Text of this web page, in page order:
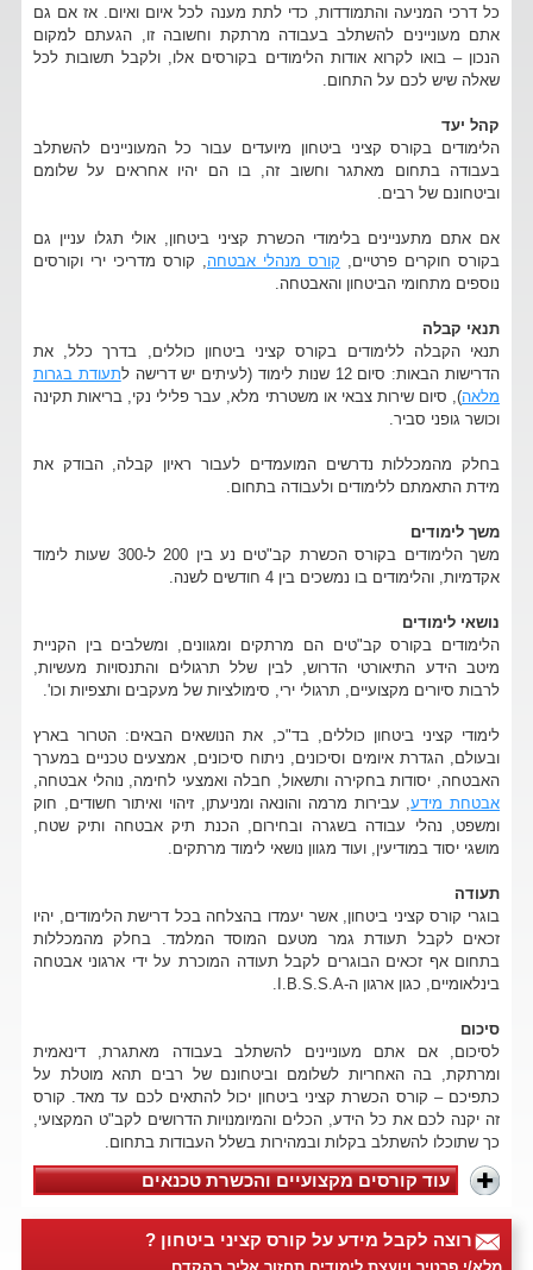
כל דרכי המניעה והתמודדות, כדי לתת מענה לכל איום ואיום. אז אם גם
אתם מעוניינים להשתלב בעבודה מרתקת וחשובה זו, הגעתם למקום
הנכון – בואו לקרוא אודות הלימודים בקורסים אלו, ולקבל תשובות לכל
שאלה שיש לכם על התחום.
קהל יעד
הלימודים בקורס קציני ביטחון מיועדים עבור כל המעוניינים להשתלב
בעבודה בתחום מאתגר וחשוב זה, בו הם יהיו אחראים על שלומם
וביטחונם של רבים.
אם אתם מתעניינים בלימודי הכשרת קציני ביטחון, אולי תגלו עניין גם
בקורס חוקרים פרטיים, קורס מנהלי אבטחה , קורס מדריכי ירי וקורסים
נוספים מתחומי הביטחון והאבטחה.
תנאי קבלה
תנאי הקבלה ללימודים בקורס קציני ביטחון כוללים, בדרך כלל, את
הדרישות הבאות: סיום 12 שנות לימוד (לעיתים יש דרישה ל
תעודת בגרות
מלאה), סיום שירות צבאי או משטרתי מלא, עבר פלילי נקי, בריאות תקינה
וכושר גופני סביר.
בחלק מהמכללות נדרשים המועמדים לעבור ראיון קבלה, הבודק את
מידת התאמתם ללימודים ולעבודה בתחום.
משך לימודים
משך הלימודים בקורס הכשרת קב"טים נע בין 200 ל-300 שעות לימוד
אקדמיות, והלימודים בו נמשכים בין 4 חודשים לשנה.
נושאי לימודים
הלימודים בקורס קב"טים הם מרתקים ומגוונים, ומשלבים בין הקניית
מיטב הידע התיאורטי הדרוש, לבין שלל תרגולים והתנסויות מעשיות,
לרבות סיורים מקצועיים, תרגולי ירי, סימולציות של מעקבים ותצפיות וכו'.
לימודי קציני ביטחון כוללים, בד"כ, את הנושאים הבאים: הטרור בארץ
ובעולם, הגדרת איומים וסיכונים, ניתוח סיכונים, אמצעים טכניים במערך
האבטחה, יסודות בחקירה ותשאול, חבלה ואמצעי לחימה, נוהלי אבטחה,
אבטחת מידע, עבירות מרמה והונאה ומניעתן, זיהוי ואיתור חשודים, חוק
ומשפט, נהלי עבודה בשגרה ובחירום, הכנת תיק אבטחה ותיק שטח,
מושגי יסוד במודיעין, ועוד מגוון נושאי לימוד מרתקים.
תעודה
בוגרי קורס קציני ביטחון, אשר יעמדו בהצלחה בכל דרישת הלימודים, יהיו
זכאים לקבל תעודת גמר מטעם המוסד המלמד. בחלק מהמכללות
בתחום אף זכאים הבוגרים לקבל תעודה המוכרת על ידי ארגוני אבטחה
בינלאומיים, כגון ארגון ה-I.B.S.S.A.
סיכום
לסיכום, אם אתם מעוניינים להשתלב בעבודה מאתגרת, דינאמית
ומרתקת, בה האחריות לשלומם וביטחונם של רבים תהא מוטלת על
כתפיכם – קורס הכשרת קציני ביטחון יכול להתאים לכם עד מאד. קורס
זה יקנה לכם את כל הידע, הכלים והמיומנויות הדרושים לקב"ט המקצועי,
כך שתוכלו להשתלב בקלות ובמהירות בשלל העבודות בתחום.
עוד קורסים מקצועיים והכשרת טכנאים
רוצה לקבל מידע על קורס קציני ביטחון ?